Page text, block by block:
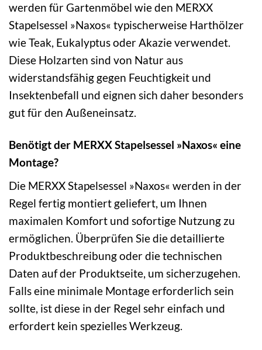
werden für Gartenmöbel wie den MERXX
Stapelsessel »Naxos« typischerweise Harthölzer
wie Teak, Eukalyptus oder Akazie verwendet.
Diese Holzarten sind von Natur aus
widerstandsfähig gegen Feuchtigkeit und
Insektenbefall und eignen sich daher besonders
gut für den Außeneinsatz.
Benötigt der MERXX Stapelsessel »Naxos« eine
Montage?
Die MERXX Stapelsessel »Naxos« werden in der
Regel fertig montiert geliefert, um Ihnen
maximalen Komfort und sofortige Nutzung zu
ermöglichen. Überprüfen Sie die detaillierte
Produktbeschreibung oder die technischen
Daten auf der Produktseite, um sicherzugehen.
Falls eine minimale Montage erforderlich sein
sollte, ist diese in der Regel sehr einfach und
erfordert kein spezielles Werkzeug.